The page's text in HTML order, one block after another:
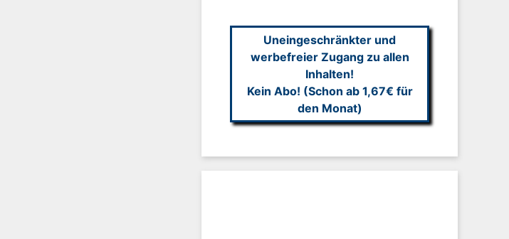
Uneingeschränkter und
werbefreier Zugang zu allen
Inhalten!
Kein Abo! (Schon ab 1,67€ für
den Monat)